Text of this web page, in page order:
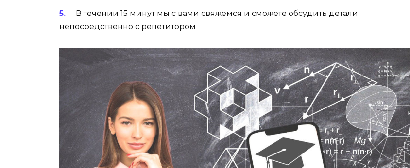
В течении 15 минут мы с вами свяжемся и сможете обсудить детали
непосредственно с репетитором